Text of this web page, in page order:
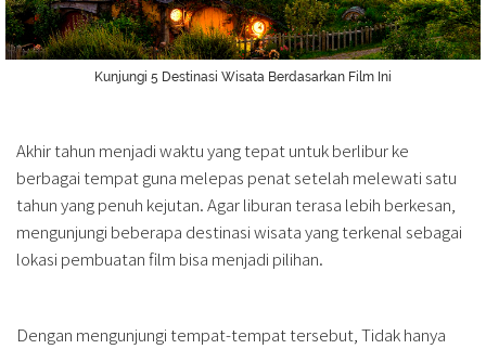
Kunjungi 5 Destinasi Wisata Berdasarkan Film Ini
Akhir tahun menjadi waktu yang tepat untuk berlibur ke
berbagai tempat guna melepas penat setelah melewati satu
tahun yang penuh kejutan. Agar liburan terasa lebih berkesan,
mengunjungi beberapa destinasi wisata yang terkenal sebagai
lokasi pembuatan film bisa menjadi pilihan.
Dengan mengunjungi tempat-tempat tersebut, Tidak hanya